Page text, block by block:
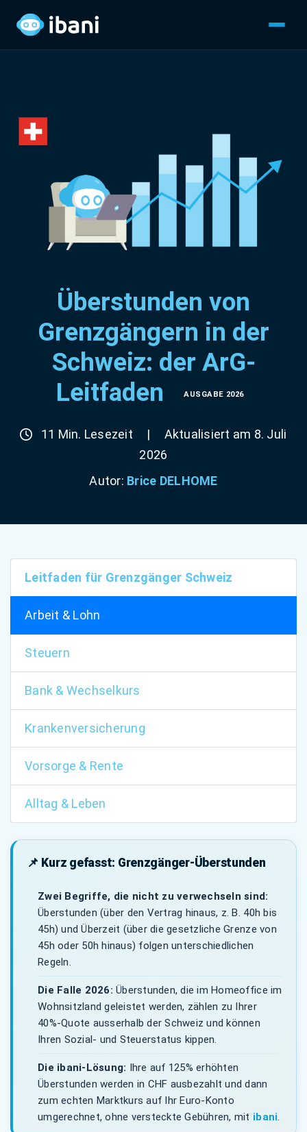
Überstunden von
Grenzgängern in der
Schweiz: der ArG-
Leitfaden
AUSGABE 2026
11 Min. Lesezeit |
Aktualisiert am 8. Juli
2026
Autor: Brice DELHOME
Leitfaden für Grenzgänger Schweiz
Arbeit & Lohn
Steuern
Bank & Wechselkurs
Krankenversicherung
Vorsorge & Rente
Alltag & Leben
📌 Kurz gefasst: Grenzgänger-Überstunden
Zwei Begriffe, die nicht zu verwechseln sind:
Überstunden (über den Vertrag hinaus, z. B. 40h bis
45h) und Überzeit (über die gesetzliche Grenze von
45h oder 50h hinaus) folgen unterschiedlichen
Regeln.
Die Falle 2026: Überstunden, die im Homeoffice im
Wohnsitzland geleistet werden, zählen zu Ihrer
40%-Quote ausserhalb der Schweiz und können
Ihren Sozial- und Steuerstatus kippen.
Die ibani-Lösung: Ihre auf 125% erhöhten
Überstunden werden in CHF ausbezahlt und dann
zum echten Marktkurs auf Ihr Euro-Konto
umgerechnet, ohne versteckte Gebühren, mit ibani.